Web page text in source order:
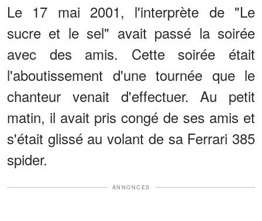
Le 17 mai 2001, l'interprète de "Le
sucre et le sel" avait passé la soirée
avec des amis. Cette soirée était
l'aboutissement d'une tournée que le
chanteur venait d'effectuer. Au petit
matin, il avait pris congé de ses amis et
s'était glissé au volant de sa Ferrari 385
spider.
ANNONCES